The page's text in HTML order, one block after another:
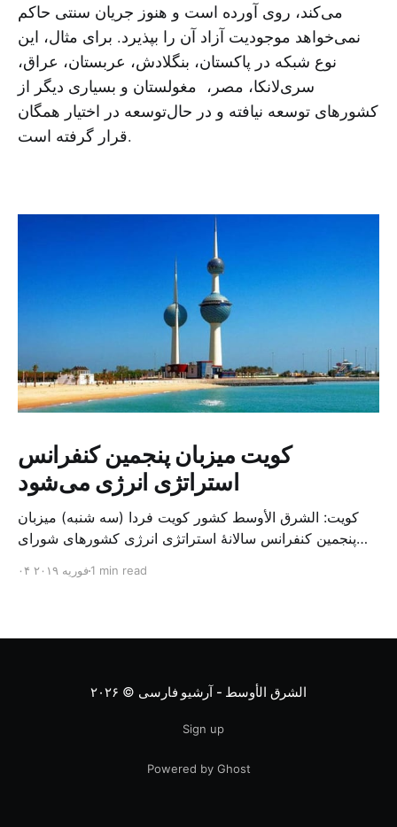
می‌کند، روی آورده است و هنوز جریان سنتی حاکم
نمی‌خواهد موجودیت آزاد آن را بپذیرد. برای مثال، این
نوع شبکه در پاکستان، بنگلادش، عربستان، عراق،
سری‌لانکا، مصر، مغولستان و بسیاری دیگر از
کشورهای توسعه نیافته و در حال‌توسعه در اختیار همگان
قرار گرفته است.
کویت میزبان پنجمین کنفرانس
استراتژی انرژی می‌شود
کویت: الشرق الأوسط کشور کویت فردا (سه شنبه) میزبان
پنجمین کنفرانس سالانهٔ استراتژی انرژی کشورهای شورای
متخصص از شرکت‌های جهانی نفت و گاز در این کنفرانس
۰۴ فوریه ۲۰۱۹1 min read
الشرق الأوسط - آرشیو فارسی © ۲۰۲۶
Sign up
Powered by Ghost